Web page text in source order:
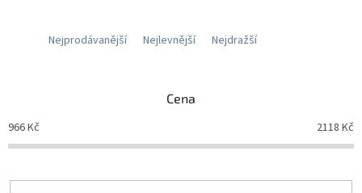
Nejprodávanější Nejlevnější Nejdražší
Cena
966Kč 2118 Kč